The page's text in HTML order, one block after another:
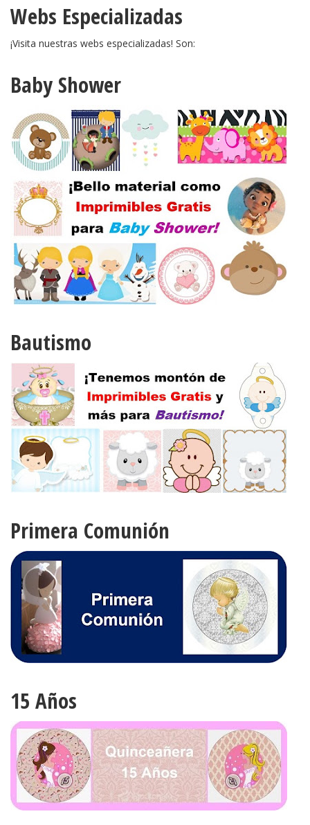
Webs Especializadas
¡Visita nuestras webs especializadas! Son:
Baby Shower
Bautismo
Primera Comunión
15 Años